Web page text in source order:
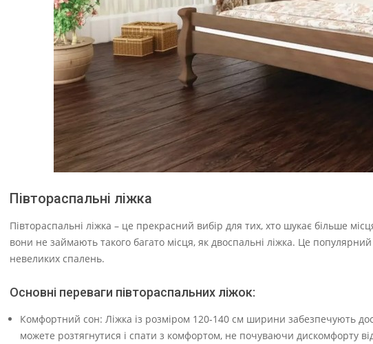
Півтораспальні ліжка
Півтораспальні ліжка – це прекрасний вибір для тих, хто шукає більше
вони не займають такого багато місця, як двоспальні ліжка. Це популярний
невеликих спалень.
Основні переваги півтораспальних ліжок:
Комфортний сон: Ліжка із розміром 120-140 см ширини забезпечують
можете розтягнутися і спати з комфортом, не почуваючи дискомфорту